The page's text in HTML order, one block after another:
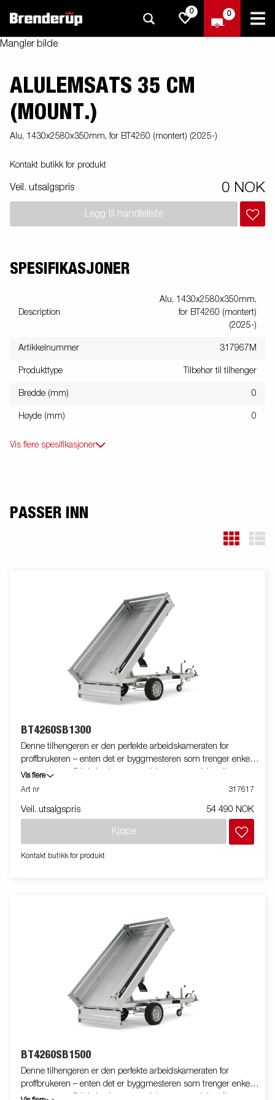
0 0
Mangler bilde
ALULEMSATS 35 CM
(MOUNT.)
Alu, 1430x2580x350mm, for BT4260 (montert) (2025-)
Kontakt butikk for produkt
Veil. utsalgspris 0 NOK
Legg til handleliste
SPESIFIKASJONER
Description
Alu, 1430x2580x350mm,
for BT4260 (montert)
(2025-)
Artikkelnummer 317967M
Produkttype Tilbehør til tilhenger
Bredde (mm) 0
Høyde (mm) 0
Vis flere spesifikasjoner
PASSER INN
BT4260SB1300
Denne tilhengeren er den perfekte arbeidskameraten for
proffbrukeren – enten det er byggmesteren som trenger enkel
transport og effektiv lasting av sand, byggematerialer eller grus,
eller bonden som skal frakte ved, høy eller minimaskiner. Den
en forsterket stålplate i bunn og manuell hydraulisk tipp for
laste, mens den høye tippvinkelen sørger for rask og enkel
avtakbare sidekarmer, avtakbare hjørnestolper og
annet ekstrautstyr fra vårt brede utvalg for å gjøre den enda mer
funksjonell. Bildene er kun ment for illustrasjon og kan vise
valgfritt utstyr. Frakt, registrering og miljøavgift kan tilkomme.
Vis flere
Art nr
317617
Veil. utsalgspris 54 490 NOK
Kjøpe
Kontakt butikk for produkt
BT4260SB1500
Denne tilhengeren er den perfekte arbeidskameraten for
proffbrukeren – enten det er byggmesteren som trenger enkel
transport og effektiv lasting av sand, byggematerialer eller grus,